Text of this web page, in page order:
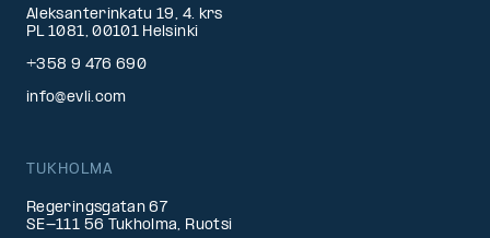
Aleksanterinkatu 19, 4. krs
PL 1081, 00101 Helsinki
+358 9 476 690
info@evli.com
TUKHOLMA
Regeringsgatan 67
SE-111 56 Tukholma, Ruotsi